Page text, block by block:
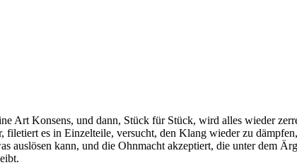
Art Konsens, und dann, Stück für Stück, wird alles wieder
filetiert es in Einzelteile, versucht, den Klang wieder zu
auslösen kann, und die Ohnmacht akzeptiert, die unter dem